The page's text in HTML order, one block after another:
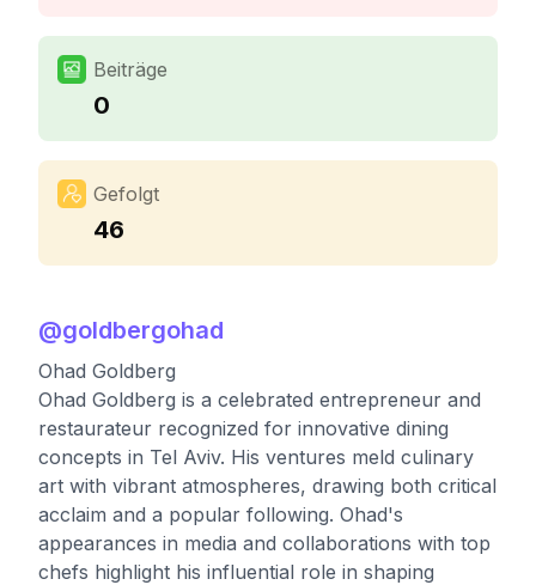
Beiträge
0
Gefolgt
46
@goldbergohad
Ohad Goldberg
Ohad Goldberg is a celebrated entrepreneur and
restaurateur recognized for innovative dining
concepts in Tel Aviv. His ventures meld culinary
art with vibrant atmospheres, drawing both critical
acclaim and a popular following. Ohad's
appearances in media and collaborations with top
chefs highlight his influential role in shaping